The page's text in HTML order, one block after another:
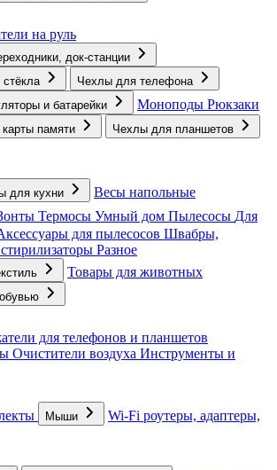
на руль
док-станции
Чехлы для телефона
и батарейки
Моноподы Рюкзаки
памяти Чехлы для планшетов
для кухни Весы напольные
Термосы Умный дом Пылесосы Для
для пылесосов Швабры,
Разное
Товары для животных
для телефонов и планшетов
Очистители воздуха Инструменты и
Мыши
Wi-Fi роутеры, адаптеры,